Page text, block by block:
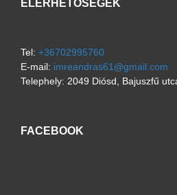
ELÉRHETŐSÉGEK
Tel: +36702995760
E-mail: imreandras61@gmail.com
Telephely: 2049 Diósd Bajuszfű
FACEBOOK